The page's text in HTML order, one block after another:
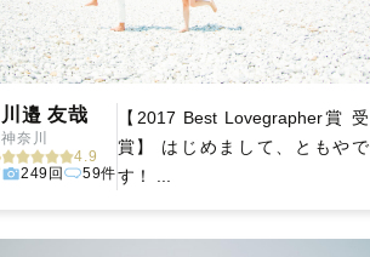
川邉 友哉
神奈川
4.9
249回
59件
【2017 Best Lovegrapher賞 受
賞】 はじめまして、ともやで
す！ ...